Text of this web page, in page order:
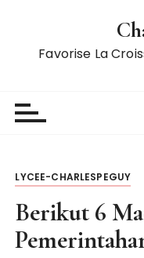
Favorise La
LYCEE-CHARLESPEGUY
Berikut 6